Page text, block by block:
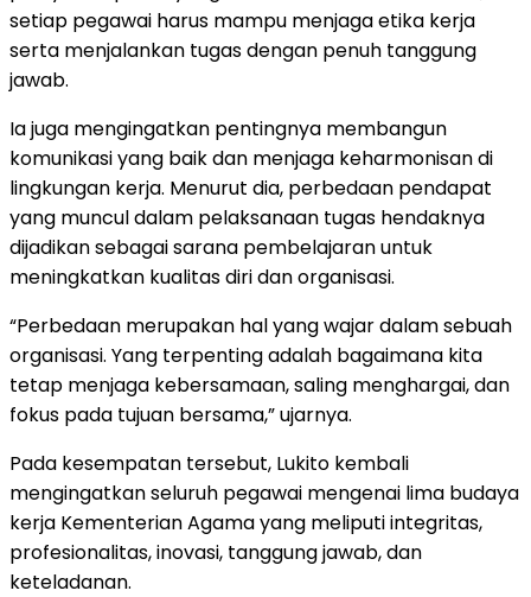
setiap pegawai harus mampu menjaga etika kerja
serta menjalankan tugas dengan penuh tanggung
jawab.
Ia juga mengingatkan pentingnya membangun
komunikasi yang baik dan menjaga keharmonisan di
lingkungan kerja. Menurut dia, perbedaan pendapat
yang muncul dalam pelaksanaan tugas hendaknya
dijadikan sebagai sarana pembelajaran untuk
meningkatkan kualitas diri dan organisasi.
“Perbedaan merupakan hal yang wajar dalam sebuah
organisasi. Yang terpenting adalah bagaimana kita
tetap menjaga kebersamaan, saling menghargai, dan
fokus pada tujuan bersama,” ujarnya.
Pada kesempatan tersebut, Lukito kembali
mengingatkan seluruh pegawai mengenai lima budaya
kerja Kementerian Agama yang meliputi integritas,
profesionalitas, inovasi, tanggung jawab, dan
keteladanan.